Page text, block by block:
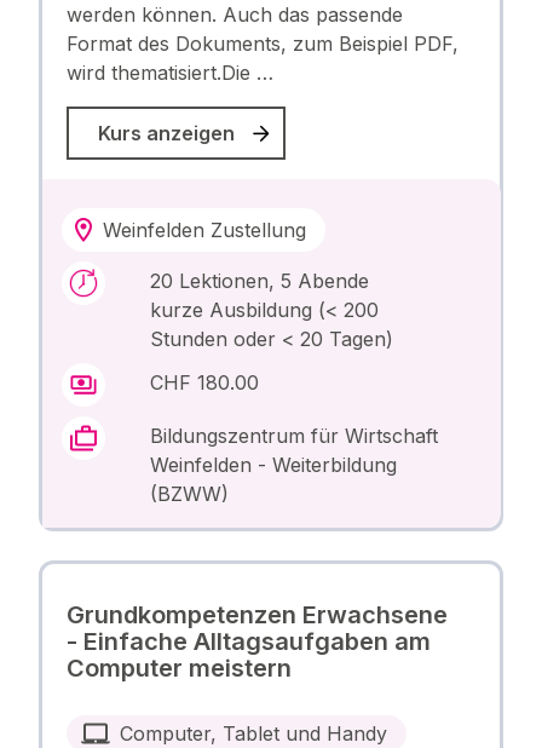
werden können. Auch das passende
Format des Dokuments, zum Beispiel PDF,
wird thematisiert.Die …
Kurs anzeigen
Weinfelden Zustellung
20 Lektionen, 5 Abende
kurze Ausbildung (< 200
Stunden oder < 20 Tagen)
CHF 180.00
Bildungszentrum für Wirtschaft
Weinfelden - Weiterbildung
(BZWW)
Grundkompetenzen Erwachsene
- Einfache Alltagsaufgaben am
Computer meistern
Computer, Tablet und Handy